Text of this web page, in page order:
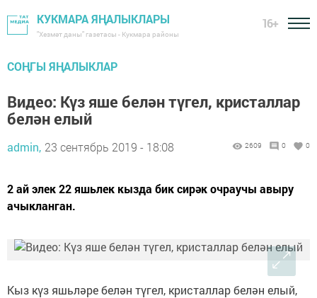
КУКМАРА ЯҢАЛЫКЛАРЫ
"Хезмәт даны" газетасы - Кукмара районы
16+
СОҢГЫ ЯҢАЛЫКЛАР
Видео: Күз яше белән түгел, кристаллар
белән елый
admin, 23 сентябрь 2019 - 18:08 2609 0 0
2 ай элек 22 яшьлек кызда бик сирәк очраучы авыру
ачыкланган.
Кыз күз яшьләре белән түгел, кристаллар белән елый,